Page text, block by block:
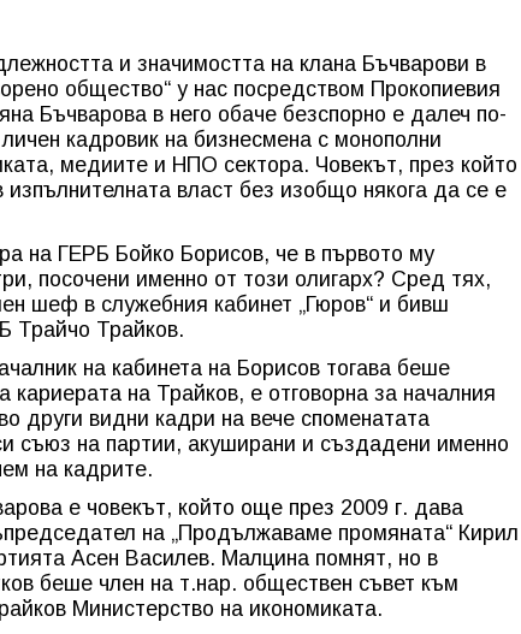
и значимостта на клана Бъчварови в
общество“ у нас посредством Прокопиевия
Бъчварова в него обаче безспорно е далеч по-
кадровик на бизнесмена с монополни
медиите и НПО сектора. Човекът, през който
власт без изобщо някога да се е
на ГЕРБ Бойко Борисов, че в първото му
посочени именно от този олигарх? Сред тях,
шеф в служебния кабинет „Гюров“ и бивш
Трайчо Трайков.
на кабинета на Борисов тогава беше
кариерата на Трайков, е отговорна за началния
други видни кадри на вече споменатата
съюз на партии, акуширани и създадени именно
на кадрите.
е човекът, който още през 2009 г. дава
на „Продължаваме промяната“ Кирил
Асен Василев. Малцина помнят, но в
беше член на т.нар. обществен съвет към
Министерство на икономиката.